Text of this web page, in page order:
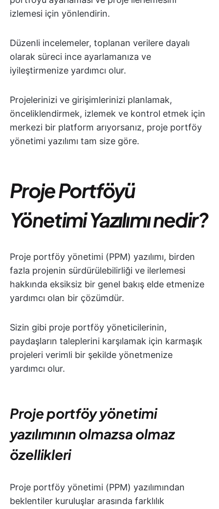
izlemesi için yönlendirin.
Düzenli incelemeler, toplanan verilere dayalı
olarak süreci ince ayarlamanıza ve
iyileştirmenize yardımcı olur.
Projelerinizi ve girişimlerinizi planlamak,
önceliklendirmek, izlemek ve kontrol etmek için
merkezi bir platform arıyorsanız, proje portföy
yönetimi yazılımı tam size göre.
Proje Portföyü
Yönetimi Yazılımı nedir?
Proje portföy yönetimi (PPM) yazılımı, birden
fazla projenin sürdürülebilirliği ve ilerlemesi
hakkında eksiksiz bir genel bakış elde etmenize
yardımcı olan bir çözümdür.
Sizin gibi proje portföy yöneticilerinin,
paydaşların taleplerini karşılamak için karmaşık
projeleri verimli bir şekilde yönetmenize
yardımcı olur.
Proje portföy yönetimi
yazılımının olmazsa olmaz
özellikleri
Proje portföy yönetimi (PPM) yazılımından
beklentiler kuruluşlar arasında farklılık